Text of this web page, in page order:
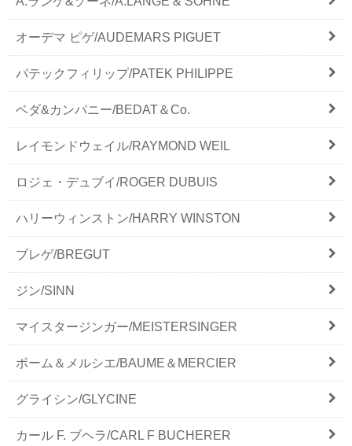
オーデマ ピゲ/AUDEMARS PIGUET
パテックフィリップ/PATEK PHILIPPE
ベダ&カンパニー/BEDAT＆Co.
レイモンドウェイル/RAYMOND WEIL
ロジェ・デュブイ/ROGER DUBUIS
ハリーウィンストン/HARRY WINSTON
ブレゲ/BREGUT
ジン/SINN
マイスタージンガー/MEISTERSINGER
ボーム＆メルシエ/BAUME＆MERCIER
グライシン/GLYCINE
カール F. ブヘラ/CARL F BUCHERER